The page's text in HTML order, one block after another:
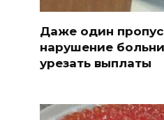
Даже один
нарушение
урезать выплаты